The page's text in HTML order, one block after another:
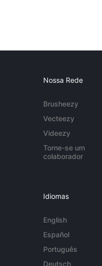
Nossa Rede
Brusheezy
Vecteezy
Videezy
Torne-se um
colaborador
Idiomas
English
Español
Português
Deutsch